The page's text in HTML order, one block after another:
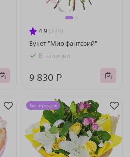
4.9 (224)
Букет "Мир фантазий"
В наличии
9 830 ₽
Хит продаж